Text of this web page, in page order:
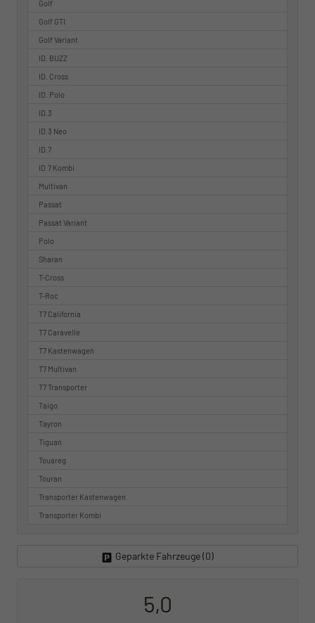
Golf
Golf GTI
Golf Variant
ID. BUZZ
ID. Cross
ID. Polo
ID.3
ID.3 Neo
ID.7
ID.7 Kombi
Multivan
Passat
Passat Variant
Polo
Sharan
T-Cross
T-Roc
T7 California
T7 Caravelle
T7 Kastenwagen
T7 Multivan
T7 Transporter
Taigo
Tayron
Tiguan
Touareg
Touran
Transporter Kastenwagen
Transporter Kombi
Geparkte Fahrzeuge (0)
5,0